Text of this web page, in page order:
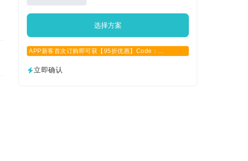
选择方案
APP新客首次订购即可获【95折优惠】Code：
立即确认